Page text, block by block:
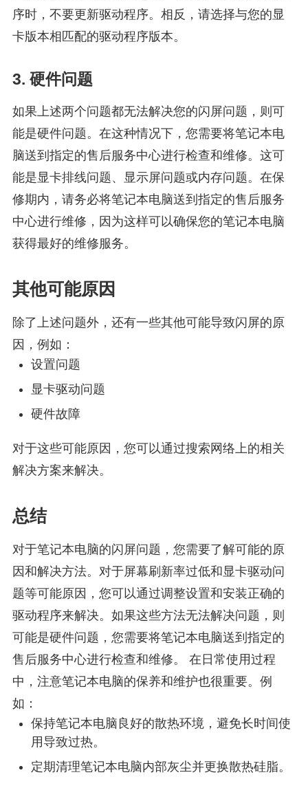
序时，不要更新驱动程序。相反，请选择与您的显
卡版本相匹配的驱动程序版本。
3. 硬件问题
如果上述两个问题都无法解决您的闪屏问题，则可
能是硬件问题。在这种情况下，您需要将笔记本电
脑送到指定的售后服务中心进行检查和维修。这可
能是显卡排线问题、显示屏问题或内存问题。在保
修期内，请务必将笔记本电脑送到指定的售后服务
中心进行维修，因为这样可以确保您的笔记本电脑
获得最好的维修服务。
其他可能原因
除了上述问题外，还有一些其他可能导致闪屏的原
因，例如：
设置问题
显卡驱动问题
硬件故障
对于这些可能原因，您可以通过搜索网络上的相关
解决方案来解决。
总结
对于笔记本电脑的闪屏问题，您需要了解可能的原
因和解决方法。对于屏幕刷新率过低和显卡驱动问
题等可能原因，您可以通过调整设置和安装正确的
驱动程序来解决。如果这些方法无法解决问题，则
可能是硬件问题，您需要将笔记本电脑送到指定的
售后服务中心进行检查和维修。 在日常使用过程
中，注意笔记本电脑的保养和维护也很重要。例
如：
保持笔记本电脑良好的散热环境，避免长时间使
用导致过热。
定期清理笔记本电脑内部灰尘并更换散热硅脂。